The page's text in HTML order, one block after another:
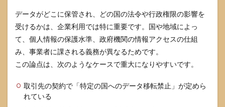
ロー
カル
運用
サー
が向
くケ
データがどこに保管され、どの国の法令や行政権限の影響を
受けるかは、企業利用では特に重要です。国や地域によっ
て、個人情報の保護水準、政府機関の情報アクセスの仕組
み、事業者に課される義務が異なるためです。
この論点は、次のようなケースで重大になりやすいです。
取引先の契約で「特定の国へのデータ移転禁止」が定めら
れている